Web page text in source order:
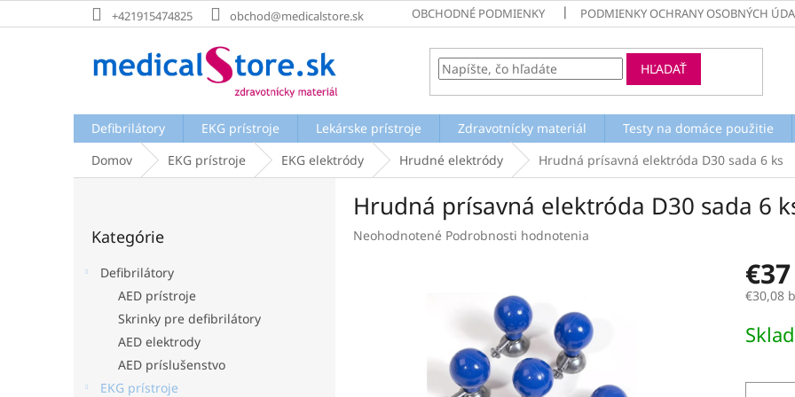
na
+421915474825 obchod@medicalstore.sk OBCHODNÉ PODMIENKY PODMIENKY OCHRANY OSOBNÝCH
HĽADAŤ
Defibrilátory EKG prístroje Lekárske prístroje Zdravotnícky materiál Testy na domáce použitie
Domov
EKG prístroje EKG elektródy Hrudné elektródy Hrudná prísavná elektróda D30 sada 6 ks
kategórie
Kategórie
Defibrilátory
AED prístroje
Skrinky pre defibrilátory
AED elektrody
AED príslušenstvo
EKG prístroje
Hrudná prísavná elektróda D30 sada 6
Priemerné
Neohodnotené Podrobnosti hodnotenia
€37
€30,08
cena: